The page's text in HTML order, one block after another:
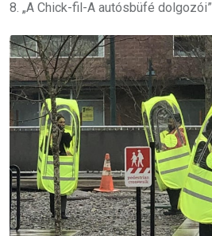
8. „A Chick-fil-A autósbüfé dolgozói”